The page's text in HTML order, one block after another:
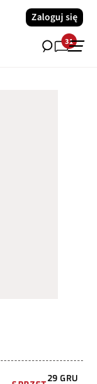
Zaloguj się
31
29 GRU